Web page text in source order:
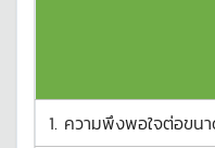
1. ความพึงพอใจต่อขน